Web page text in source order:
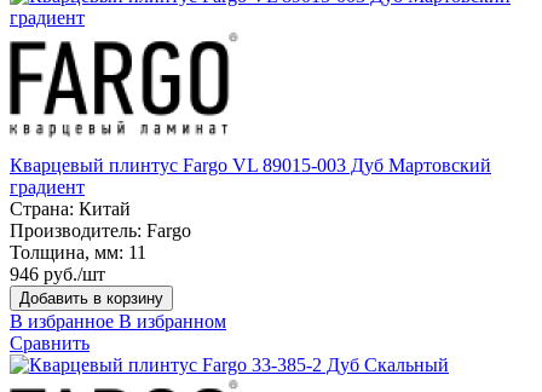
Кварцевый плинтус Fargo VL 89015-003 Дуб Мартовский
градиент
Страна: Китай
Производитель: Fargo
Толщина, мм: 11
946 руб./шт
Добавить в корзину
В избранное В избранном
Сравнить